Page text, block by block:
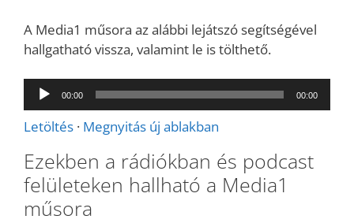
A Media1 műsora az alábbi lejátszó segítségével
hallgatható vissza, valamint le is tölthető.
Audió
lejátszó
00:00 00:00
Letöltés · Megnyitás új ablakban
Ezekben a rádiókban és podcast
felületeken hallható a Media1
műsora